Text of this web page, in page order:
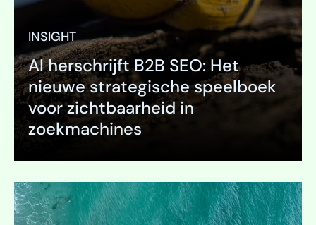
INSIGHT
AI herschrijft B2B SEO: Het
nieuwe strategische speelboek
voor zichtbaarheid in
zoekmachines
Uitklappen